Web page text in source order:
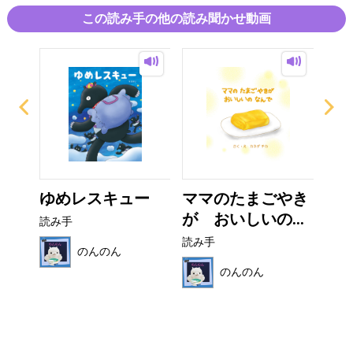
この読み手の他の読み聞かせ動画
ゆめレスキュー
読み手
のんのん
ママのたまごやき
が おいしいの...
読み手
のんのん